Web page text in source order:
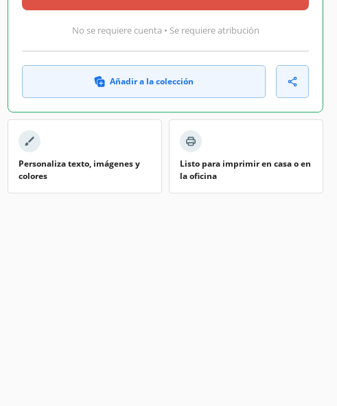
No se requiere cuenta • Se requiere atribución
Añadir a la colección
Personaliza texto, imágenes y
colores
Listo para imprimir en casa o en
la oficina